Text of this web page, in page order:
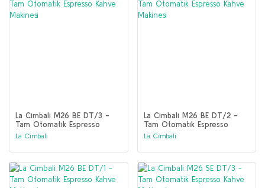
La Cimbali M26 BE DT/3 -
Tam Otomatik Espresso
Kahve Makinesi
La Cimbali
La Cimbali M26 BE DT/2 -
Tam Otomatik Espresso
Kahve Makinesi
La Cimbali